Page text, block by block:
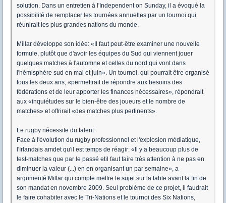
solution. Dans un entretien à l'Independent on Sunday, il a évoqué la
possibilité de remplacer les tournées annuelles par un tournoi qui
réunirait les plus grandes nations du monde.
Millar développe son idée: «Il faut peut-être examiner une nouvelle
formule, plutôt que d'avoir les équipes du Sud qui viennent jouer
quelques matches à l'automne et celles du nord qui vont dans
l'hémisphère sud en mai et juin». Un tournoi, qui pourrait être organisé
tous les deux ans, «permettrait de répondre aux besoins des
fédérations et de leur apporter les finances nécessaires», répondrait
aux «inquiétudes sur le bien-être des joueurs et le nombre de
matches» et offrirait «des matches plus pertinents».
Le rugby nécessite du talent
Face à l'évolution du rugby professionnel et l'explosion médiatique,
l'Irlandais amdet qu'il est temps de réagir: «Il y a beaucoup plus de
test-matches que par le passé etil faut faire très attention à ne pas en
diminuer la valeur (...) en en organisant un par semaine», a
argumenté Millar qui compte mettre le sujet sur la table avant la fin de
son mandat en novembre 2009. Seul problème de ce projet, il faudrait
le faire cohabiter avec le Tri-Nations et le tournoi des Six Nations,